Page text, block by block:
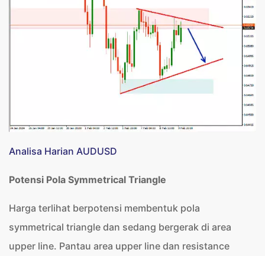
Analisa Harian AUDUSD
Potensi Pola Symmetrical Triangle
Harga terlihat berpotensi membentuk pola
symmetrical triangle dan sedang bergerak di area
upper line. Pantau area upper line dan resistance